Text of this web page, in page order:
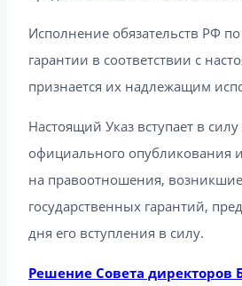
Исполнение обязательств РФ
гарантии в соответствии с
признается их надлежащим
Настоящий Указ вступает в силу
официального опубликования и
на правоотношения,
государственных гарантий,
дня его вступления в силу.
Решение Совета директоров